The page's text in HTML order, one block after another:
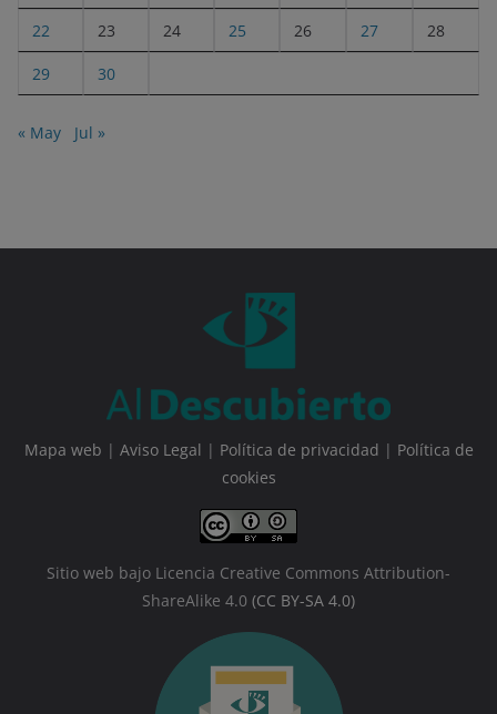
22 23 24 25 26 27 28
29 30
« May Jul »
Mapa web | Aviso Legal | Política de privacidad | Política de
cookies
Sitio web bajo Licencia Creative Commons Attribution-
ShareAlike 4.0 (CC BY-SA 4.0)